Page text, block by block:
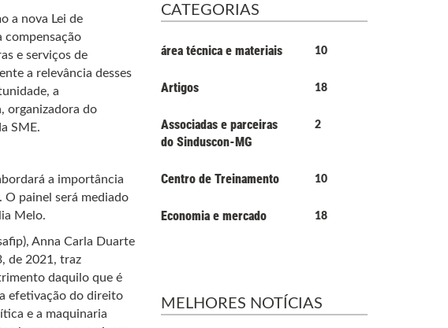
a nova Lei de
compensação
e serviços de
a relevância desses
a
organizadora do
SME.
a importância
painel será mediado
Melo.
Anna Carla Duarte
de 2021, traz
daquilo que é
efetivação do direito
e a maquinaria
CATEGORIAS
área técnica e materiais 10
Artigos 18
Associadas e parceiras
do Sinduscon-MG
2
Centro de Treinamento 10
Economia e mercado 18
MELHORES NOTÍCIAS